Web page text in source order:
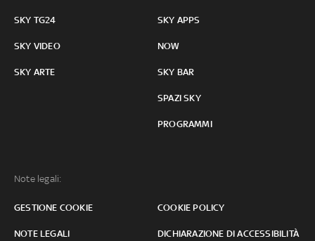
SKY TG24
SKY VIDEO
SKY ARTE
SKY APPS
NOW
SKY BAR
SPAZI SKY
PROGRAMMI
Note legali:
GESTIONE COOKIE COOKIE POLICY
NOTE LEGALI DICHIARAZIONE DI ACCESSIBILITÀ